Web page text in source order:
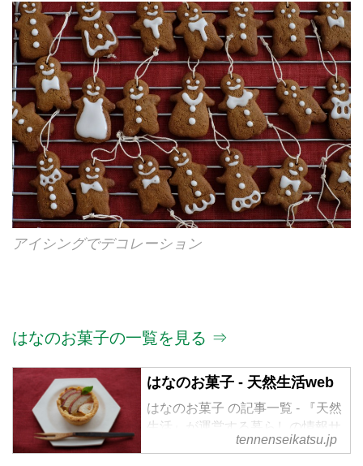
アイシングでデコレーション
はなのお菓子の一覧を見る ⇒
はなのお菓子 - 天然生活web
はなのお菓子 の記事一覧 - 『天然
生活』が運営する暮らしの情報サ
イト。食やファッション、暮らし
tennenseikatsu.jp